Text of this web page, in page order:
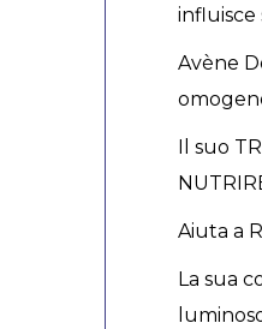
influisce
Avène
Il suo
Aiuta a
La sua